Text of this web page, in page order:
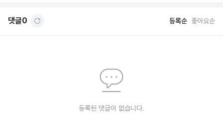
댓글0 등록순 좋아요순
등록된 댓글이 없습니다.